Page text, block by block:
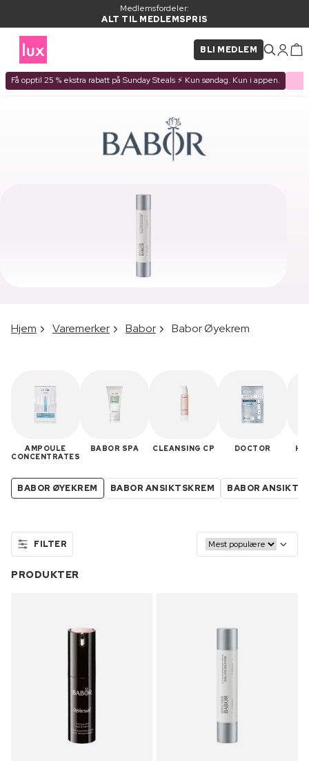
Medlemsfordeler:
ALT TIL MEDLEMSPRIS
BLI MEDLEM
Få opptil 25 % ekstra rabatt på Sunday Steals ⚡ Kun søndag. Kun i appen.
Hjem Varemerker Babor Babor Øyekrem
AMPOULE
CONCENTRATES
BABOR SPA CLEANSING CP DOCTOR
BABOR ØYEKREM BABOR ANSIKTSKREM BABOR
FILTER
PRODUKTER